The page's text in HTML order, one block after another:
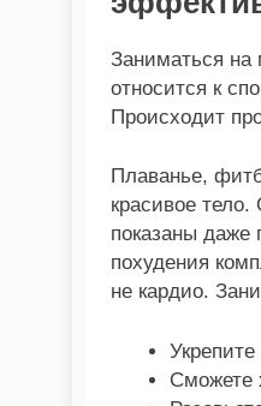
Заниматься на
относится к
Происходит
Плаванье,
красивое
показаны
похудения
не кардио.
Сможете